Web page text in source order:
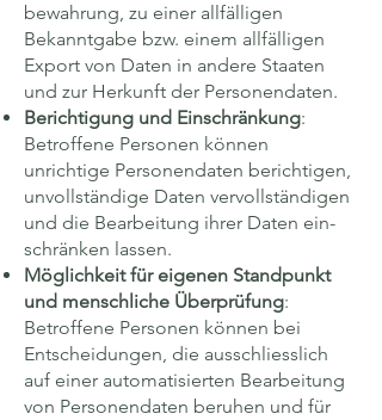
bewahrung, zu einer all­fälligen
Bekannt­gabe bzw. einem all­fälligen
Export von Daten in andere Staaten
und zur Herkunft der Personen­daten.
Berichtigung und Einschränkung:
Betroffene Personen können
unrichtige Personen­daten berichtigen,
unvoll­ständige Daten vervoll­ständigen
und die Bear­beitung ihrer Daten ein­
schränken lassen.
Möglichkeit für eigenen Stand­punkt
und mensch­liche Überprüfung:
Betroffene Personen können bei
Entscheidungen, die ausschliess­lich
auf einer auto­matisierten Bearbeitung
von Personen­daten beruhen und für